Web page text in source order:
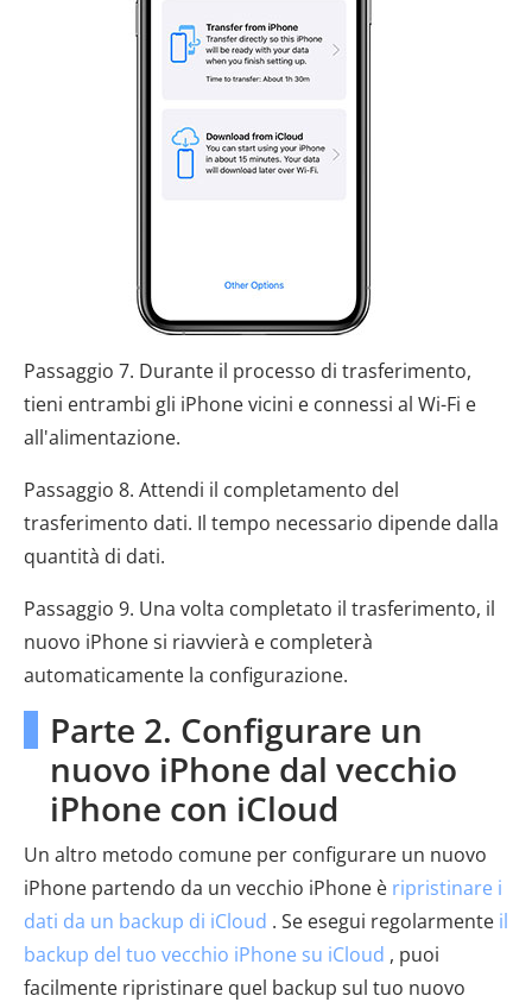
Passaggio 7. Durante il processo di trasferimento,
tieni entrambi gli iPhone vicini e connessi al Wi-Fi e
all'alimentazione.
Passaggio 8. Attendi il completamento del
trasferimento dati. Il tempo necessario dipende dalla
quantità di dati.
Passaggio 9. Una volta completato il trasferimento, il
nuovo iPhone si riavvierà e completerà
automaticamente la configurazione.
Parte 2. Configurare un
nuovo iPhone dal vecchio
iPhone con iCloud
Un altro metodo comune per configurare un nuovo
iPhone partendo da un vecchio iPhone è ripristinare i
dati da un backup di iCloud . Se esegui regolarmente il
backup del tuo vecchio iPhone su iCloud , puoi
facilmente ripristinare quel backup sul tuo nuovo